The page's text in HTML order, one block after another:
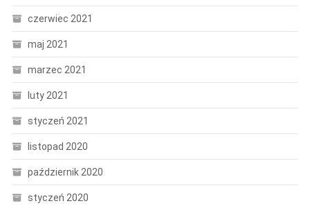
czerwiec 2021
maj 2021
marzec 2021
luty 2021
styczeń 2021
listopad 2020
październik 2020
styczeń 2020